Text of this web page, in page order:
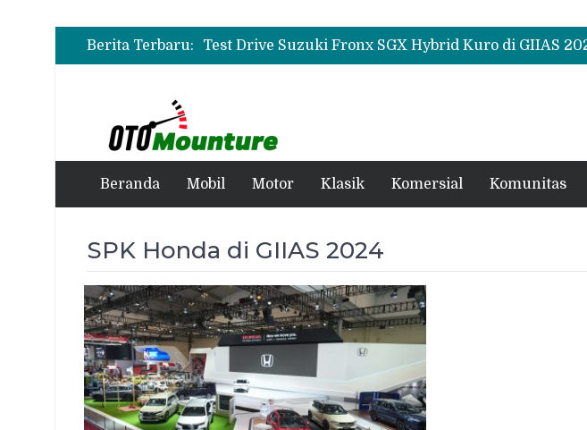
Berita Terbaru:
Beranda Mobil Motor Klasik Komersial Komunitas
SPK Honda di GIIAS 2024